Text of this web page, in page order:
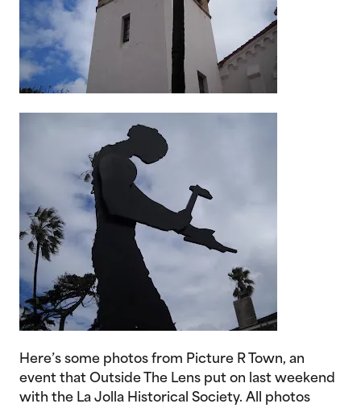
Here’s some photos from Picture R Town, an
event that Outside The Lens put on last weekend
with the La Jolla Historical Society. All photos